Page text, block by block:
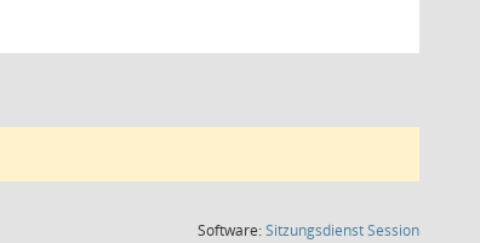
Software:SitzungsdienstSession(Wird in